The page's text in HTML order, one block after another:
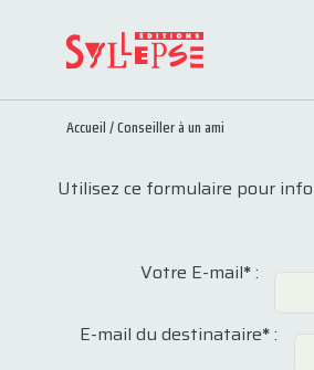
Accueil/Conseiller à un ami
Utilisez ce formulaire pour
Votre E-mail*:
E-mail du destinataire*: